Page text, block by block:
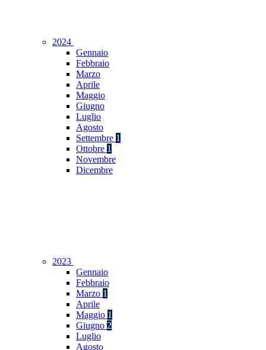
2024
Gennaio
Febbraio
Marzo
Aprile
Maggio
Giugno
Luglio
Agosto
Settembre 1
Ottobre 1
Novembre
Dicembre
2023
Gennaio
Febbraio
Marzo 1
Aprile
Maggio 1
Giugno 2
Luglio
Agosto